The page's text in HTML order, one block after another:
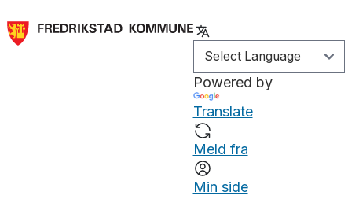
Powered by
Translate
Meld fra
Min side